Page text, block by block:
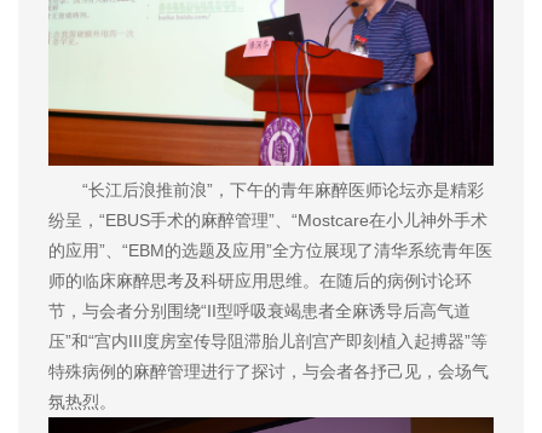
“长江后浪推前浪”，下午的青年麻醉医师论坛亦是精彩
纷呈，“EBUS手术的麻醉管理”、“Mostcare在小儿神外手术
的应用”、“EBM的选题及应用”全方位展现了清华系统青年医
师的临床麻醉思考及科研应用思维。在随后的病例讨论环
节，与会者分别围绕“II型呼吸衰竭患者全麻诱导后高气道
压”和“宫内III度房室传导阻滞胎儿剖宫产即刻植入起搏器”等
特殊病例的麻醉管理进行了探讨，与会者各抒己见，会场气
氛热烈。